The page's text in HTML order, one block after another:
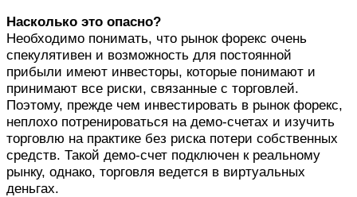
Насколько это опасно?
Необходимо понимать, что рынок форекс очень
спекулятивен и возможность для постоянной
прибыли имеют инвесторы, которые понимают и
принимают все риски, связанные с торговлей.
Поэтому, прежде чем инвестировать в рынок форекс,
неплохо потренироваться на демо-счетах и изучить
торговлю на практике без риска потери собственных
средств. Такой демо-счет подключен к реальному
рынку, однако, торговля ведется в виртуальных
деньгах.